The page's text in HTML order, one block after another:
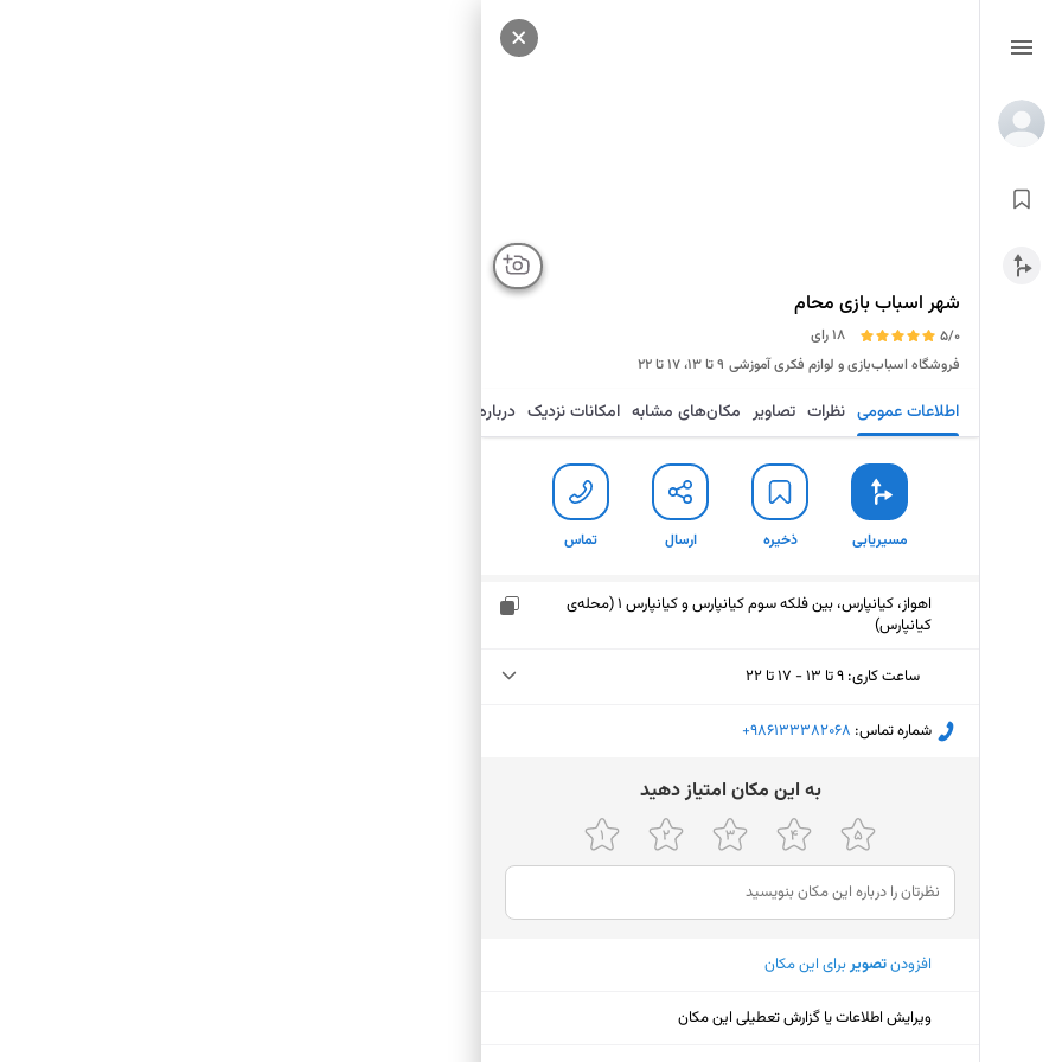
شهر اسباب بازی محام
5/0
18 رای
فروشگاه اسباب‌بازی و لوازم فکری آموزشی ۹ تا ۱۳، ۱۷ تا ۲۲
اطلاعات عمومی نظرات تصاویر مکان‌های مشابه امکانات نزدیک درباره
مسیریابی ذخیره ارسال تماس
اهواز، کیانپارس، بین فلکه سوم کیانپارس و کیانپارس 1 (محله‌ی
کیانپارس)
ساعت کاری: ۹ تا ۱۳ - ۱۷ تا ۲۲
دوشنبه (امروز)
پنجشنبه
۹ تا ۱۳ - ۱۷ تا ۲۲
جمعه
۱۷ تا ۲۲
شنبه
یکشنبه
شماره تماس: ‎+986133382068
ﺑﻪ اﯾﻦ ﻣﮑﺎن اﻣﺘﯿﺎز دﻫﯿﺪ
افزودنتصویربرای این مکان
ویرایش اطلاعات یا گزارش تعطیلی این مکان